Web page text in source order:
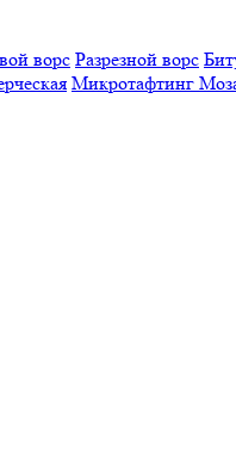
ворс Разрезной ворс
Микротафтинг